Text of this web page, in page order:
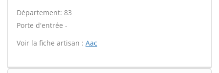
Département: 83
Porte d'entrée -
Voir la fiche artisan : Aac